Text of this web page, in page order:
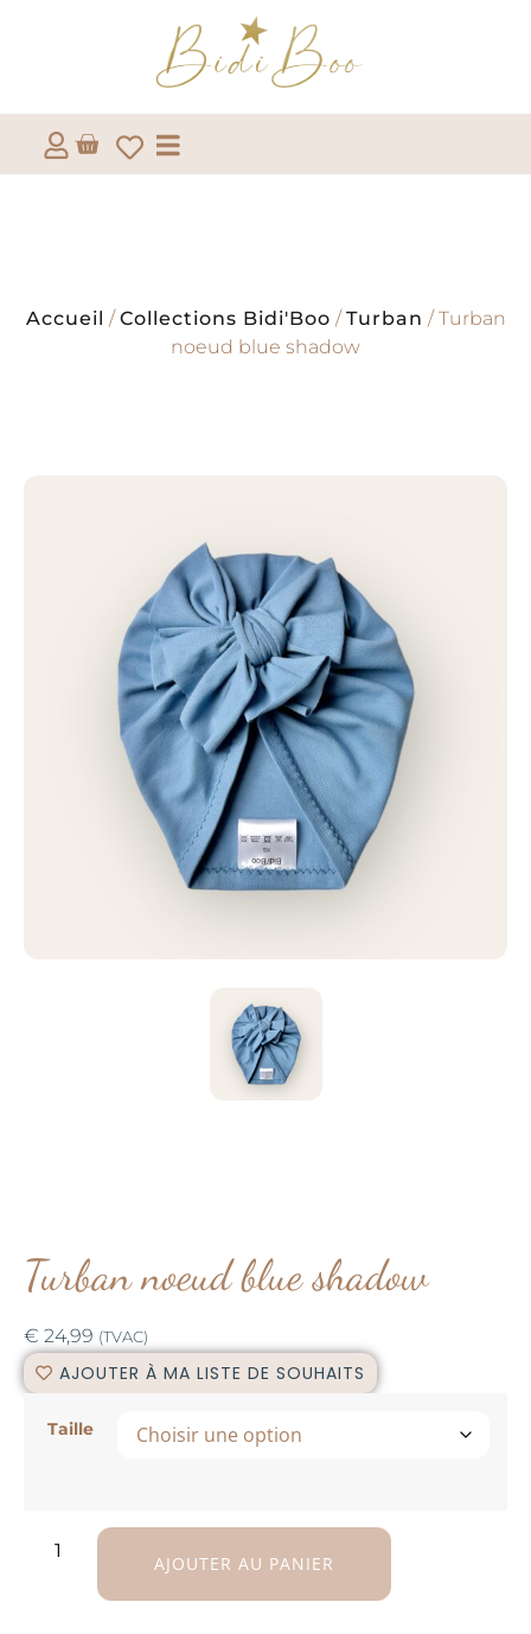
Accueil /Collections Bidi'Boo /Turban / Turban
noeud blue shadow
Turban noeud blue shadow
€ 24,99 (TVAC)
AJOUTER À MA LISTE DE SOUHAITS
Taille
AJOUTER AU PANIER